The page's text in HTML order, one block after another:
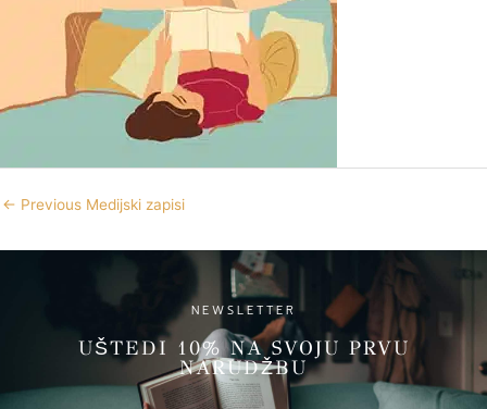
← Previous Medijski zapisi
NEWSLETTER
UŠTEDI 10% NA SVOJU PRVU
NARUDŽBU